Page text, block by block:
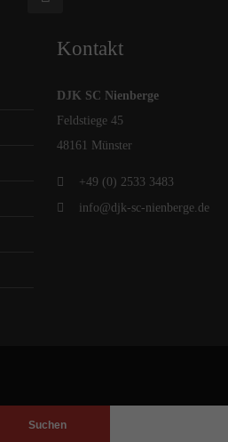
Kontakt
DJK SC Nienberge
Feldstiege 45
48161 Münster
+49 (0) 2533 3483
info@djk-sc-nienberge.de
Suchen